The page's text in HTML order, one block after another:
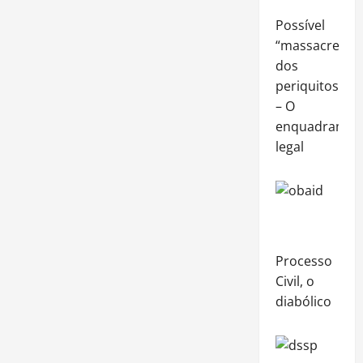
Possível
“massacre
dos
periquitos”
– O
legal
Processo
Civil, o
diabólico